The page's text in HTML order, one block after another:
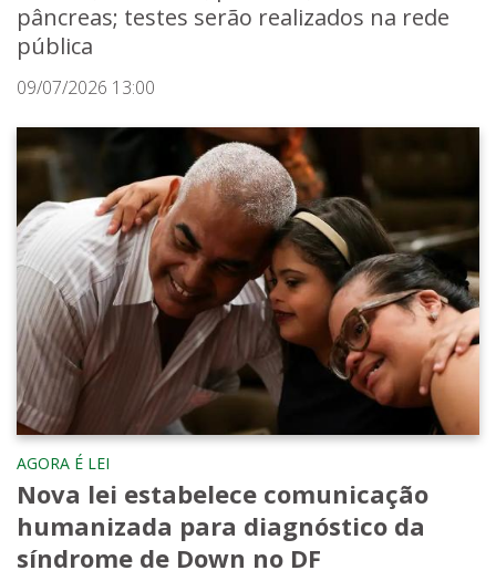
pâncreas; testes serão realizados na rede
pública
09/07/2026 13:00
AGORA É LEI
Nova lei estabelece comunicação
humanizada para diagnóstico da
síndrome de Down no DF